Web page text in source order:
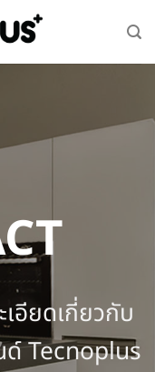
อียดเกี่ยวกับ
ด์ Tecnoplus